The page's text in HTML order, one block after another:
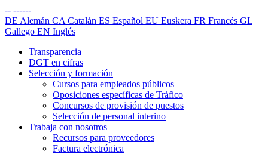
-- ------
DE Alemán CA Catalán ES Español EU Euskera FR Francés GL
Gallego EN Inglés
Transparencia
DGT en cifras
Selección y formación
Cursos para empleados públicos
Oposiciones específicas de Tráfico
Concursos de provisión de puestos
Selección de personal interino
Trabaja con nosotros
Recursos para proveedores
Factura electrónica